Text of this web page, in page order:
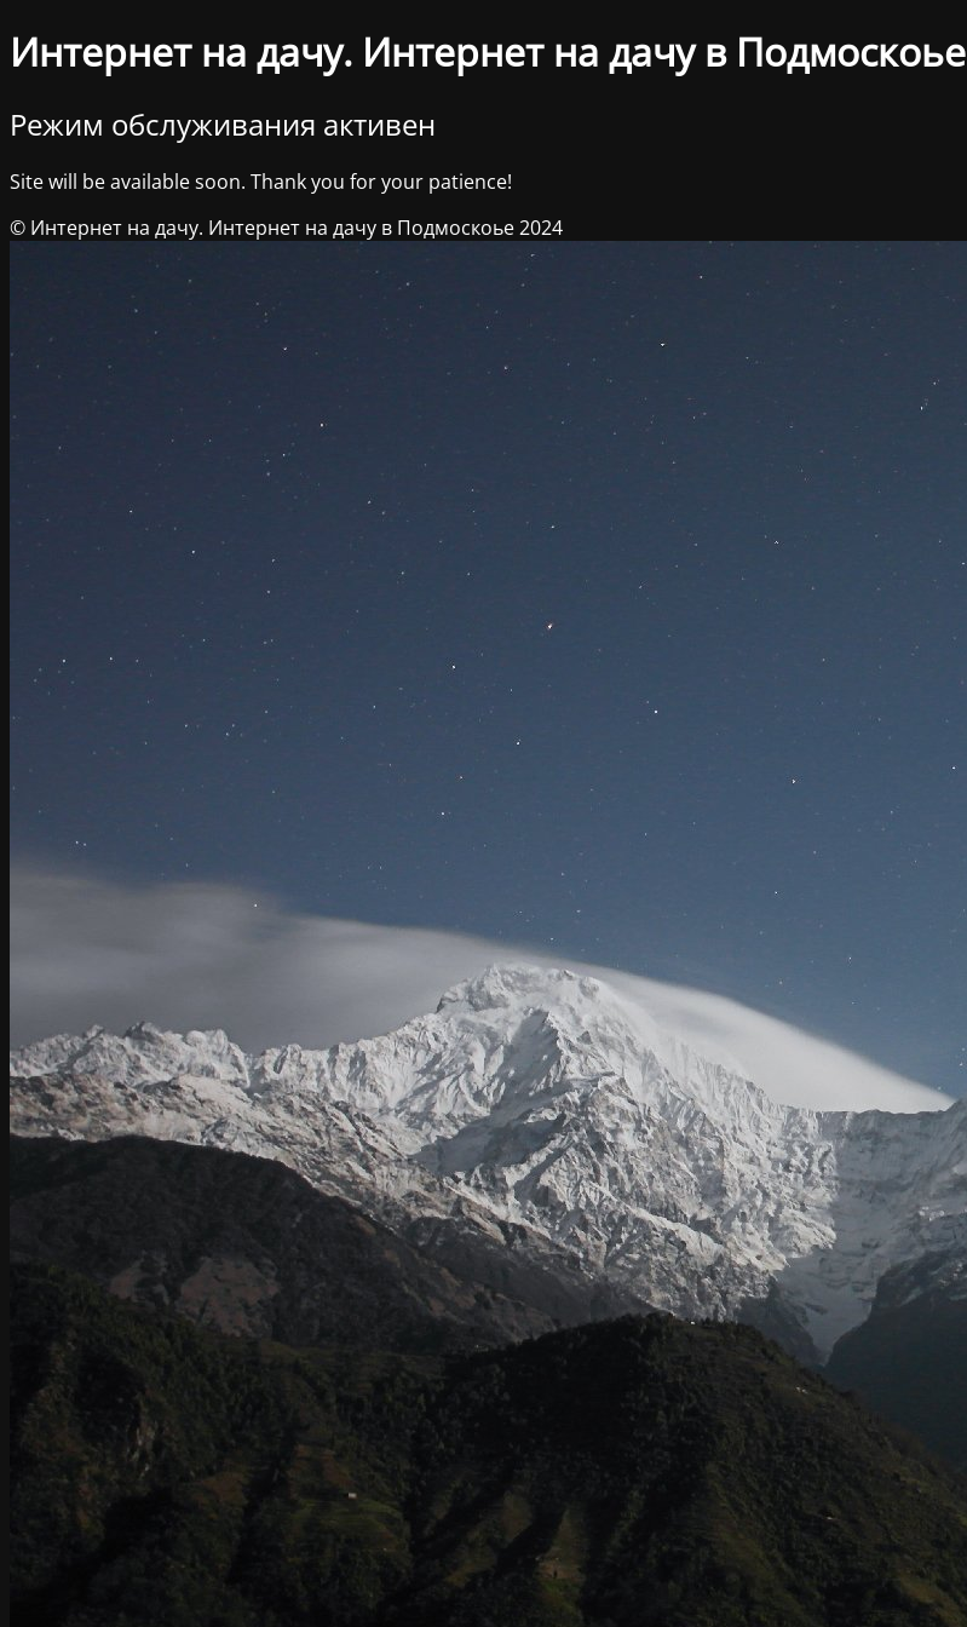
Интернет на дачу. Интернет на дачу в Подмоскоье
Режим обслуживания активен
Site will be available soon. Thank you for your patience!
© Интернет на дачу. Интернет на дачу в Подмоскоье 2024